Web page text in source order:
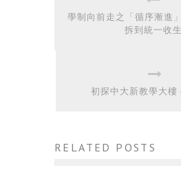
學制向前走之「循序漸進
拆到統一收生
初探中大新教學大
RELATED POSTS